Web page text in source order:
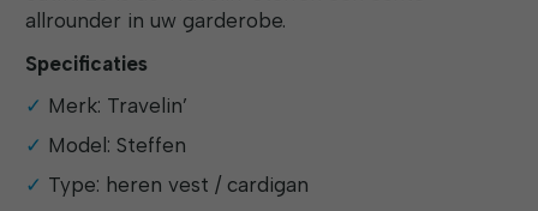
allrounder in uw garderobe.
Specificaties
Merk: Travelin’
Model: Steffen
Type: heren vest / cardigan